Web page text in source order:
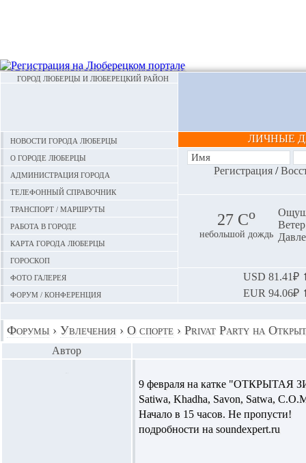
ГОРОД ЛЮБЕРЦЫ И ЛЮБЕРЕЦКИЙ РАЙОН
Новости города Люберцы
О городе Люберцы
Администрация города
Телефонный справочник
Транспорт / маршруты
Работа в городе
Карта города Люберцы
Гороскоп
Фото галерея
Форум / конференция
ЛИЧНЫЕ
Регистрация/
27 Сo
небольшой дождь
USD 81.41₽
EUR 94.06₽
Форумы › Увлечения › О спорте › Privat Party на
Автор
9 февраля на катке "ОТКРЫТАЯ
Satiwa, Khadha, Savon, Satwa,
Начало в 15 часов. Не пропусти!
подробности на soundexpert.ru